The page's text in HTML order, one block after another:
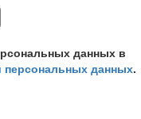
данных в
персональных данных.